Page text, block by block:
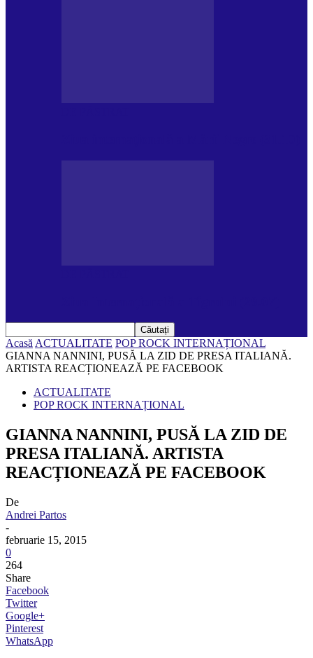
Acasă ACTUALITATE POP ROCK INTERNAȚIONAL
GIANNA NANNINI, PUSĂ LA ZID DE PRESA ITALIANĂ.
ARTISTA REACȚIONEAZĂ PE FACEBOOK
ACTUALITATE
POP ROCK INTERNAȚIONAL
GIANNA NANNINI, PUSĂ LA ZID DE
PRESA ITALIANĂ. ARTISTA
REACȚIONEAZĂ PE FACEBOOK
De
Andrei Partos
-
februarie 15, 2015
0
264
Share
Facebook
Twitter
Google+
Pinterest
WhatsApp